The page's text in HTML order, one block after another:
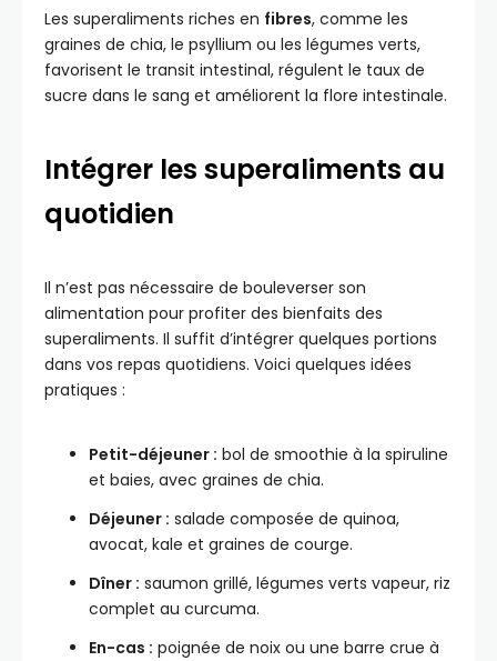
Les superaliments riches en fibres, comme les
graines de chia, le psyllium ou les légumes verts,
favorisent le transit intestinal, régulent le taux de
sucre dans le sang et améliorent la flore intestinale.
Intégrer les superaliments au
quotidien
Il n’est pas nécessaire de bouleverser son
alimentation pour profiter des bienfaits des
superaliments. Il suffit d’intégrer quelques portions
dans vos repas quotidiens. Voici quelques idées
pratiques :
Petit-déjeuner : bol de smoothie à la spiruline
et baies, avec graines de chia.
Déjeuner : salade composée de quinoa,
avocat, kale et graines de courge.
Dîner : saumon grillé, légumes verts vapeur, riz
complet au curcuma.
En-cas : poignée de noix ou une barre crue à